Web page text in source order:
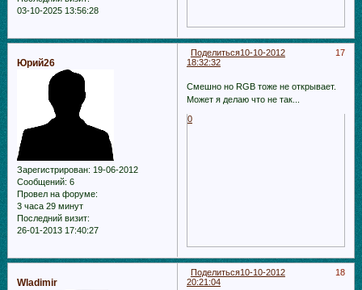
03-10-2025 13:56:28
Поделиться 17
10-10-2012
18:32:32
Юрий26
Зарегистрирован: 19-06-2012
Сообщений: 6
Провел на форуме:
3 часа 29 минут
Последний визит:
26-01-2013 17:40:27
Смешно но RGB тоже не открывает.
Может я делаю что не так...
0
Поделиться 18
10-10-2012
20:21:04
Wladimir